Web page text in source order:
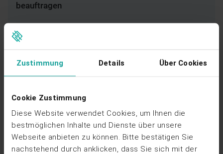
Zustimmung Details Über Cookies
Cookie Zustimmung
Diese Website verwendet Cookies, um Ihnen die
bestmöglichen Inhalte und Dienste über unsere
Webseite anbieten zu können. Bitte bestätigen Sie
nachstehend durch anklicken, dass Sie sich mit der
beauftragen
Alle abrechnungsrelevanten Stromzähler sollten immer
Messstellenbetreiber betrieben werden. Der
eigenständige Messstellenbetrieb ist aus mehreren
Die Stromzähler, über die Sie Ihre Abnehmer
abrechnen, müssen geeicht sein und diese
Eichung muss grundsätzlich alle acht Jahre
erneuert werden. Dazu werden die Stromzähler